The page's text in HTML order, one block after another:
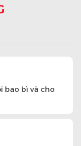
bao bì và cho